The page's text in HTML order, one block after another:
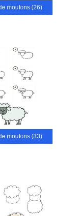
moutons (26)
moutons (33)